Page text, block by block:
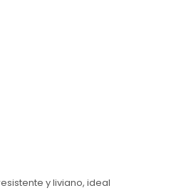
y liviano, ideal